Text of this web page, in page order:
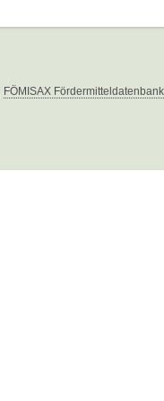
FÖMISAX Fördermitteldatenbank